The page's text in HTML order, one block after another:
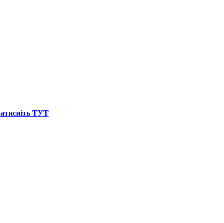
ТУТ